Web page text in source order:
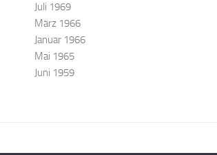
Juli 1969
März 1966
Januar 1966
Mai 1965
Juni 1959